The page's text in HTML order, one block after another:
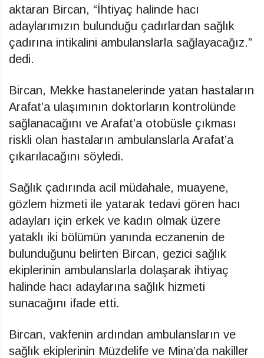
aktaran Bircan, “İhtiyaç halinde hacı
adaylarımızın bulunduğu çadırlardan sağlık
çadırına intikalini ambulanslarla sağlayacağız.”
dedi.
Bircan, Mekke hastanelerinde yatan hastaların
Arafat’a ulaşımının doktorların kontrolünde
sağlanacağını ve Arafat’a otobüsle çıkması
riskli olan hastaların ambulanslarla Arafat’a
çıkarılacağını söyledi.
Sağlık çadırında acil müdahale, muayene,
gözlem hizmeti ile yatarak tedavi gören hacı
adayları için erkek ve kadın olmak üzere
yataklı iki bölümün yanında eczanenin de
bulunduğunu belirten Bircan, gezici sağlık
ekiplerinin ambulanslarla dolaşarak ihtiyaç
halinde hacı adaylarına sağlık hizmeti
sunacağını ifade etti.
Bircan, vakfenin ardından ambulansların ve
sağlık ekiplerinin Müzdelife ve Mina’da nakiller